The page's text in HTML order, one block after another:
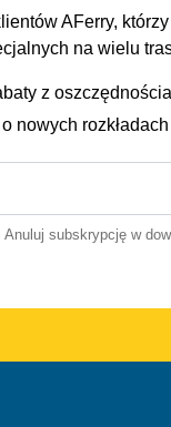
AFerry,
na wielu
z
o nowych
subskrypcję w